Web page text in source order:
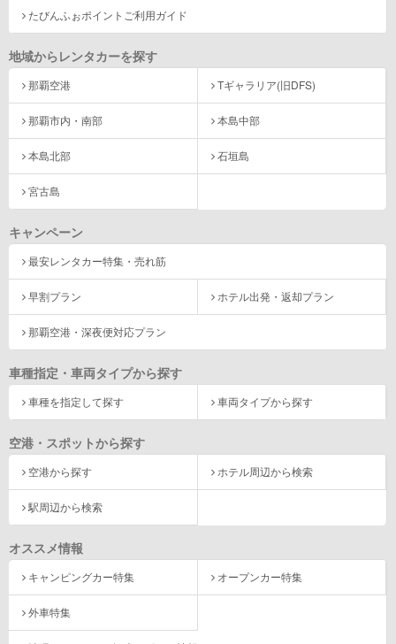
たびんふぉポイントご利用ガイド
地域からレンタカーを探す
那覇空港 Tギャラリア(旧DFS)
那覇市内・南部 本島中部
本島北部 石垣島
宮古島
キャンペーン
最安レンタカー特集・売れ筋
早割プラン ホテル出発・返却プラン
那覇空港・深夜便対応プラン
車種指定・車両タイプから探す
車種を指定して探す 車両タイプから探す
空港・スポットから探す
空港から探す ホテル周辺から検索
駅周辺から検索
オススメ情報
キャンピングカー特集 オープンカー特集
外車特集